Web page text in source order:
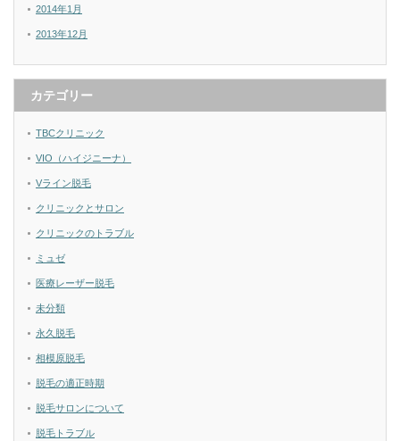
2014年1月
2013年12月
カテゴリー
TBCクリニック
VIO（ハイジニーナ）
Vライン脱毛
クリニックとサロン
クリニックのトラブル
ミュゼ
医療レーザー脱毛
未分類
永久脱毛
相模原脱毛
脱毛の適正時期
脱毛サロンについて
脱毛トラブル